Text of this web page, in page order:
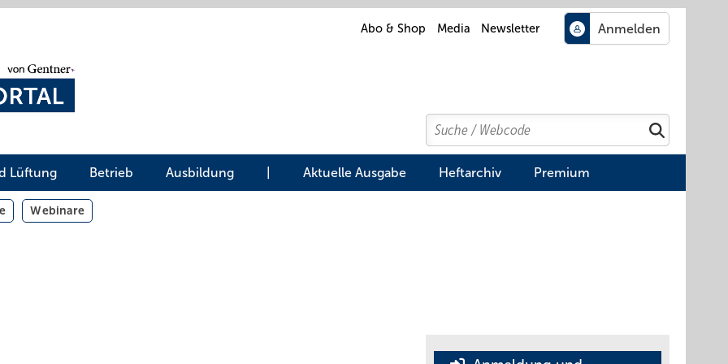
Abo & Shop Media Newsletter
Search
Suchen
Lüftung Betrieb Ausbildung Aktuelle Ausgabe Heftarchiv Premium
Webinare